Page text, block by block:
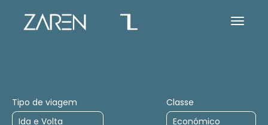
Tipo de viagem Classe